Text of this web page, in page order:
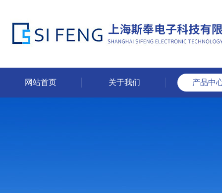
网站首页 关于我们 产品中